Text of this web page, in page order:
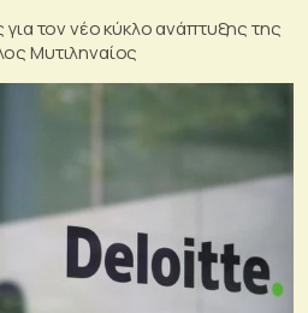
για τον νέο κύκλο ανάπτυξης της
Μυτιληναίος